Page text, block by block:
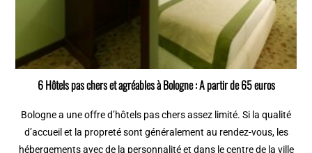
6 Hôtels pas chers et agréables à Bologne : A partir de 65 euros
Bologne a une offre d’hôtels pas chers assez limité. Si la qualité
d’accueil et la propreté sont généralement au rendez-vous, les
hébergements avec de la personnalité et dans le centre de la ville